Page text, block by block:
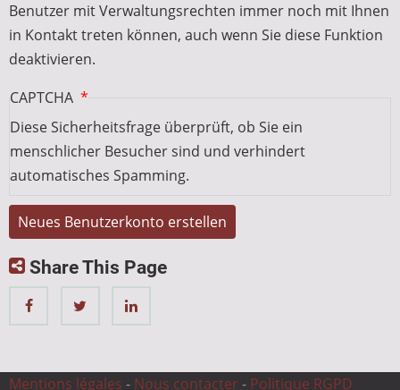
Benutzer mit Verwaltungsrechten immer noch mit Ihnen
in Kontakt treten können, auch wenn Sie diese Funktion
deaktivieren.
CAPTCHA
Diese Sicherheitsfrage überprüft, ob Sie ein
menschlicher Besucher sind und verhindert
automatisches Spamming.
Share This Page
Mentions légales - Nous contacter - Politique RGPD